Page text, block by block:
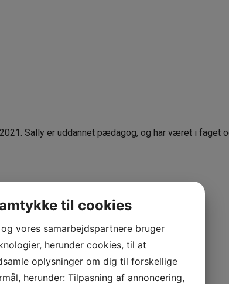
Sally er uddannet pædagog, og har været i faget
til cookies
vores samarbejdspartnere bruger
herunder cookies, til at
oplysninger om dig til forskellige
herunder: Tilpasning af annoncering,